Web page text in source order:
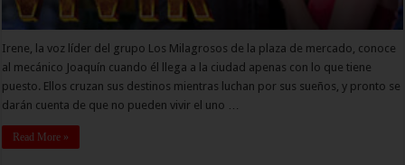
Irene, la voz líder del grupo Los Milagrosos de la plaza de mercado, conoce
al mecánico Joaquín cuando él llega a la ciudad apenas con lo que tiene
puesto. Ellos cruzan sus destinos mientras luchan por sus sueños, y pronto se
darán cuenta de que no pueden vivir el uno …
Read More »